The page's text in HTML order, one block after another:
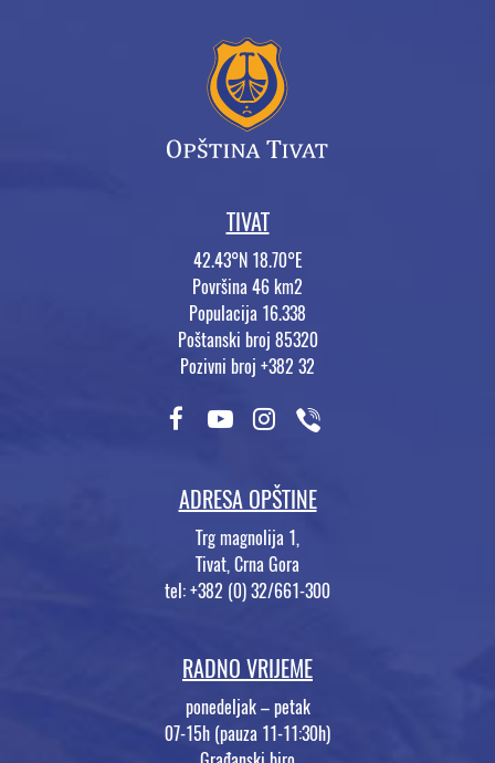
TIVAT
42.43°N 18.70°E
Površina 46 km2
Populacija 16.338
Poštanski broj 85320
Pozivni broj +382 32
ADRESA OPŠTINE
Trg magnolija 1,
Tivat, Crna Gora
tel: +382 (0) 32/661-300
RADNO VRIJEME
ponedeljak – petak
07-15h (pauza 11-11:30h)